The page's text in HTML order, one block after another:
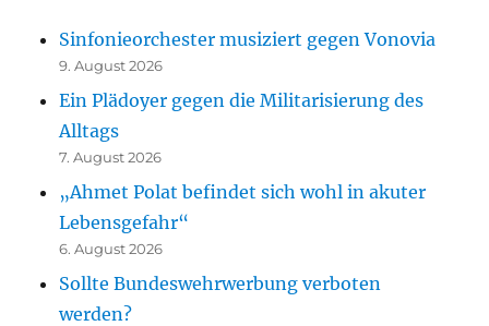
Sinfonieorchester musiziert gegen Vonovia
9. August 2026
Ein Plädoyer gegen die Militarisierung des
Alltags
7. August 2026
„Ahmet Polat befindet sich wohl in akuter
Lebensgefahr“
6. August 2026
Sollte Bundeswehrwerbung verboten
werden?